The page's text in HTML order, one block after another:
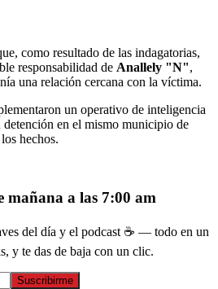
como resultado de las indagatorias,
responsabilidad de Anallely "N",
una relación cercana con la víctima.
un operativo de inteligencia
en el mismo municipio de
hechos.
mañana a las 7:00 am
del día y el podcast ☕ — todo en un
y te das de baja con un clic.
Suscribirme